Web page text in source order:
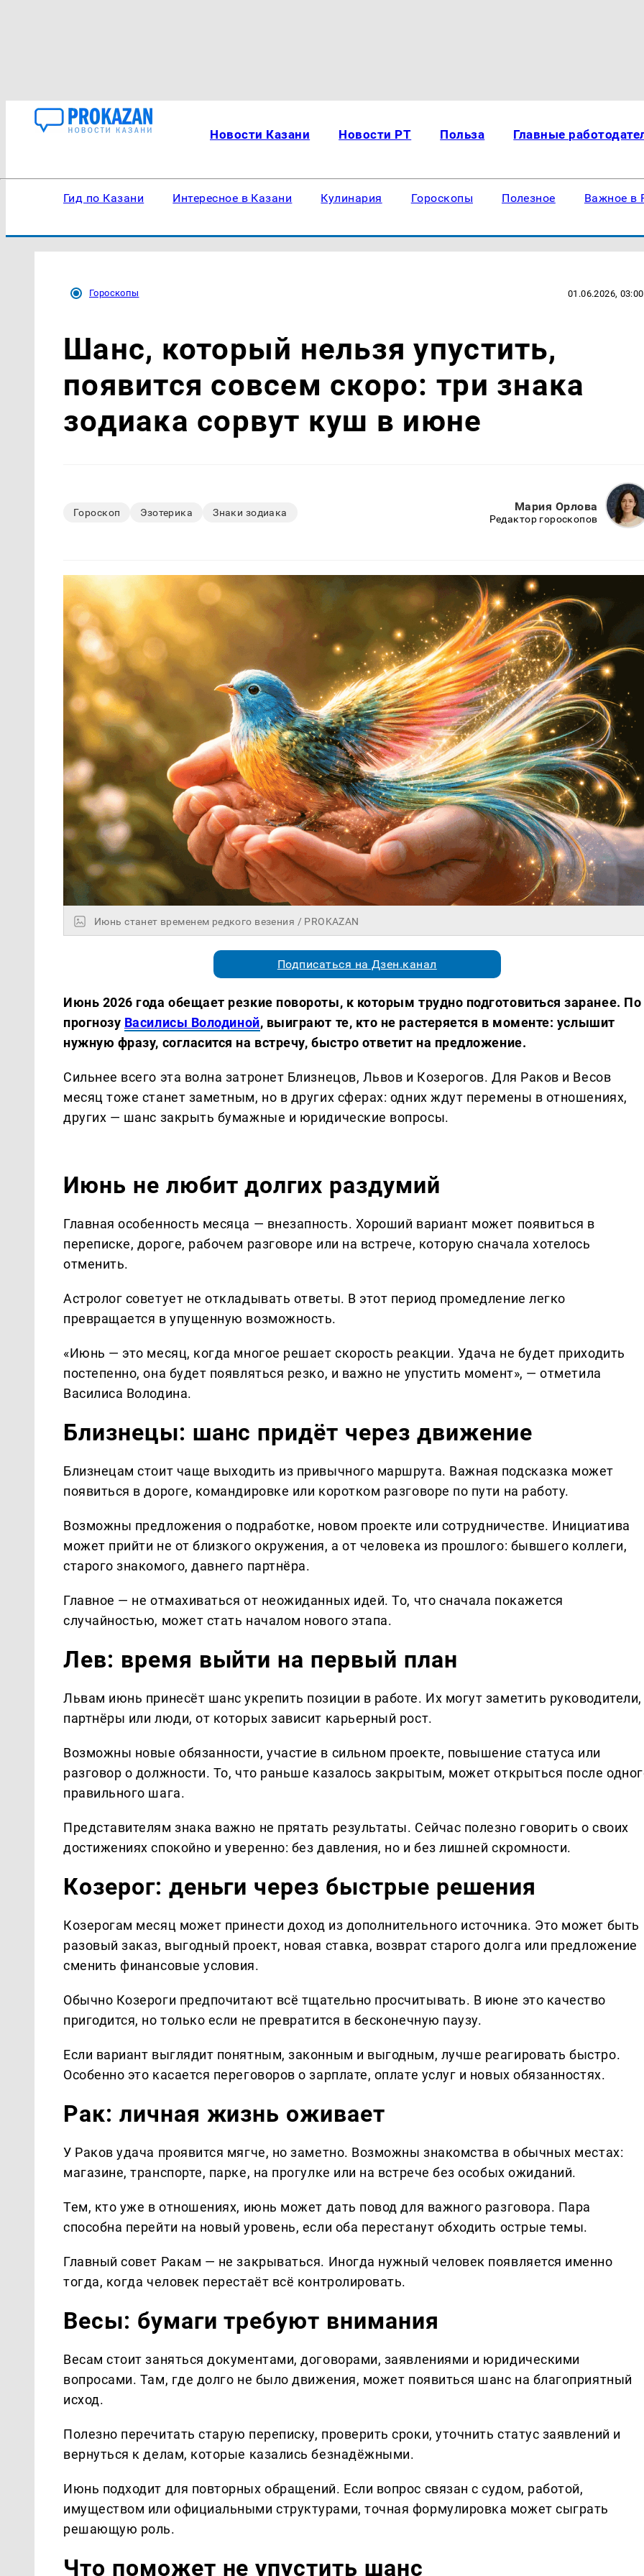
Новости Казани Новости РТ Польза Главные
Гид по Казани Интересное в Казани Кулинария Гороскопы Полезное Важное в
Гороскопы 01.06.2026, 03:00
Шанс, который нельзя упустить,
появится совсем скоро: три знака
зодиака сорвут куш в июне
Гороскоп Эзотерика Знаки зодиака Мария Орлова
Редактор гороскопов
Июнь станет временем редкого везения / PROKAZAN
Подписаться на Дзен.канал
Июнь 2026 года обещает резкие повороты, к которым трудно подготовиться заранее. По
прогнозу Василисы Володиной, выиграют те, кто не растеряется в моменте: услышит
нужную фразу, согласится на встречу, быстро ответит на предложение.
Сильнее всего эта волна затронет Близнецов, Львов и Козерогов. Для Раков и Весов
месяц тоже станет заметным, но в других сферах: одних ждут перемены в отношениях,
других — шанс закрыть бумажные и юридические вопросы.
Июнь не любит долгих раздумий
Главная особенность месяца — внезапность. Хороший вариант может появиться в
переписке, дороге, рабочем разговоре или на встрече, которую сначала хотелось
отменить.
Астролог советует не откладывать ответы. В этот период промедление легко
превращается в упущенную возможность.
«Июнь — это месяц, когда многое решает скорость реакции. Удача не будет приходить
постепенно, она будет появляться резко, и важно не упустить момент», — отметила
Василиса Володина.
Близнецы: шанс придёт через движение
Близнецам стоит чаще выходить из привычного маршрута. Важная подсказка может
появиться в дороге, командировке или коротком разговоре по пути на работу.
Возможны предложения о подработке, новом проекте или сотрудничестве. Инициатива
может прийти не от близкого окружения, а от человека из прошлого: бывшего коллеги,
старого знакомого, давнего партнёра.
Главное — не отмахиваться от неожиданных идей. То, что сначала покажется
случайностью, может стать началом нового этапа.
Лев: время выйти на первый план
Львам июнь принесёт шанс укрепить позиции в работе. Их могут заметить руководители,
партнёры или люди, от которых зависит карьерный рост.
Возможны новые обязанности, участие в сильном проекте, повышение статуса или
разговор о должности. То, что раньше казалось закрытым, может открыться после
правильного шага.
Представителям знака важно не прятать результаты. Сейчас полезно говорить о своих
достижениях спокойно и уверенно: без давления, но и без лишней скромности.
Козерог: деньги через быстрые решения
Козерогам месяц может принести доход из дополнительного источника. Это может быть
разовый заказ, выгодный проект, новая ставка, возврат старого долга или предложение
сменить финансовые условия.
Обычно Козероги предпочитают всё тщательно просчитывать. В июне это качество
пригодится, но только если не превратится в бесконечную паузу.
Если вариант выглядит понятным, законным и выгодным, лучше реагировать быстро.
Особенно это касается переговоров о зарплате, оплате услуг и новых обязанностях.
Рак: личная жизнь оживает
У Раков удача проявится мягче, но заметно. Возможны знакомства в обычных местах:
магазине, транспорте, парке, на прогулке или на встрече без особых ожиданий.
Тем, кто уже в отношениях, июнь может дать повод для важного разговора. Пара
способна перейти на новый уровень, если оба перестанут обходить острые темы.
Главный совет Ракам — не закрываться. Иногда нужный человек появляется именно
тогда, когда человек перестаёт всё контролировать.
Весы: бумаги требуют внимания
Весам стоит заняться документами, договорами, заявлениями и юридическими
вопросами. Там, где долго не было движения, может появиться шанс на благоприятный
исход.
Полезно перечитать старую переписку, проверить сроки, уточнить статус заявлений и
вернуться к делам, которые казались безнадёжными.
Июнь подходит для повторных обращений. Если вопрос связан с судом, работой,
имуществом или официальными структурами, точная формулировка может сыграть
решающую роль.
Что поможет не упустить шанс